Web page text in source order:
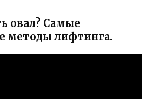
овал? Самые
методы лифтинга.